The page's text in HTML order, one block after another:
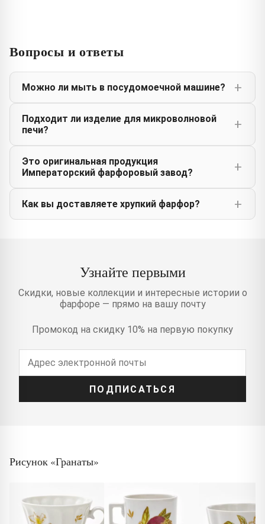
Вопросы и ответы
Можно ли мыть в посудомоечной машине?
Подходит ли изделие для микроволновой
печи?
Это оригинальная продукция
Императорский фарфоровый завод?
Как вы доставляете хрупкий фарфор?
Узнайте первыми
Скидки, новые коллекции и интересные истории о
фарфоре — прямо на вашу почту
Промокод на скидку 10% на первую покупку
ПОДПИСАТЬСЯ
Рисунок «Гранаты»